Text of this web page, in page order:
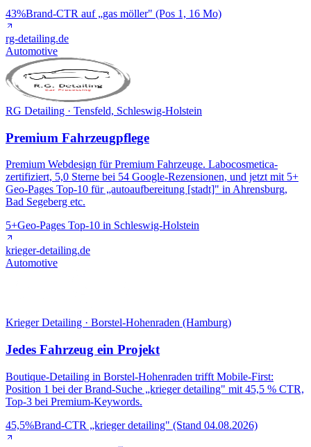
43%Brand-CTR auf „gas möller" (Pos 1, 16 Mo)
rg-detailing.de
Automotive
RG Detailing · Tensfeld, Schleswig-Holstein
Premium Fahrzeugpflege
Premium Webdesign für Premium Fahrzeuge. Labocosmetica-
zertifiziert, 5,0 Sterne bei 54 Google-Rezensionen, und jetzt mit 5+
Geo-Pages Top-10 für „autoaufbereitung [stadt]" in Ahrensburg,
Bad Segeberg etc.
5+Geo-Pages Top-10 in Schleswig-Holstein
krieger-detailing.de
Automotive
Krieger Detailing · Borstel-Hohenraden (Hamburg)
Jedes Fahrzeug ein Projekt
Boutique-Detailing in Borstel-Hohenraden trifft Mobile-First:
Position 1 bei der Brand-Suche „krieger detailing" mit 45,5 % CTR,
Top-3 bei Premium-Keywords.
45,5%Brand-CTR „krieger detailing" (Stand 04.08.2026)